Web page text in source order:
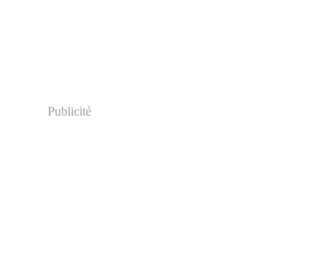
Publicité